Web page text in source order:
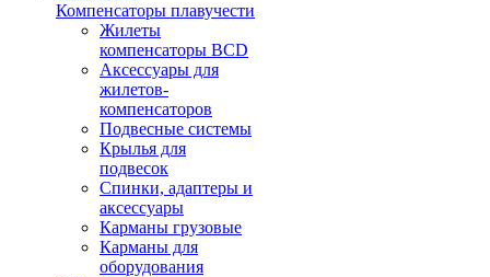
Компенсаторы плавучести
Жилеты
компенсаторы BCD
Аксессуары для
жилетов-
компенсаторов
Подвесные системы
Крылья для
подвесок
Спинки, адаптеры и
аксессуары
Карманы грузовые
Карманы для
оборудования